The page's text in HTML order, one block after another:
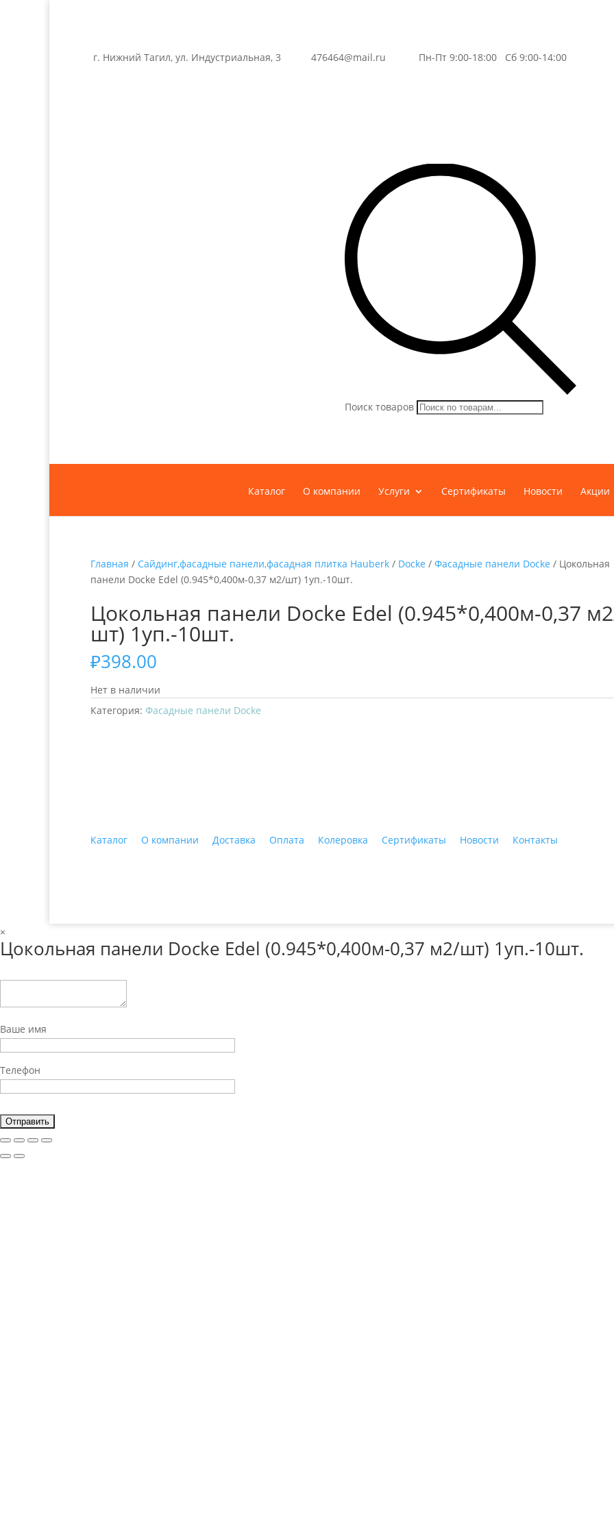
г. Нижний Тагил, ул. Индустриальная, 3 476464@mail.ru Пн-Пт 9:00-18:00 Сб 9:00-14:00
Поиск товаров
Каталог О компании Услуги Сертификаты Новости Акции
Главная / Сайдинг,фасадные панели,фасадная плитка Hauberk / Docke / Фасадные панели Docke / Цокольная
панели Docke Edel (0.945*0,400м-0,37 м2/шт) 1уп.-10шт.
Цокольная панели Docke Edel (0.945*0,400м-0,37
шт) 1уп.-10шт.
₽398.00
Нет в наличии
Категория: Фасадные панели Docke
Каталог О компании Доставка Оплата Колеровка Сертификаты Новости Контакты
×
Цокольная панели Docke Edel (0.945*0,400м-0,37 м2/шт) 1уп.-10шт.
Ваше имя
Телефон